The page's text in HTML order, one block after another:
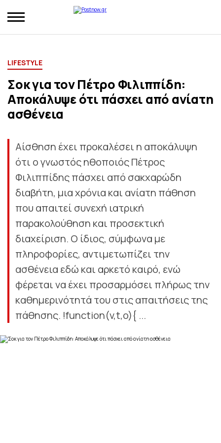
LIFESTYLE
Σοκ για τον Πέτρο Φιλιππίδη:
Aποκάλυψε ότι πάσχει από ανίατη
ασθένεια
Αίσθηση έχει προκαλέσει η αποκάλυψη
ότι ο γνωστός ηθοποιός Πέτρος
Φιλιππίδης πάσχει από σακχαρώδη
διαβήτη, μια χρόνια και ανίατη πάθηση
που απαιτεί συνεχή ιατρική
παρακολούθηση και προσεκτική
διαχείριση. Ο ίδιος, σύμφωνα με
πληροφορίες, αντιμετωπίζει την
ασθένεια εδώ και αρκετό καιρό, ενώ
φέρεται να έχει προσαρμόσει πλήρως την
καθημερινότητά του στις απαιτήσεις της
πάθησης. !function(v,t,o){ ...